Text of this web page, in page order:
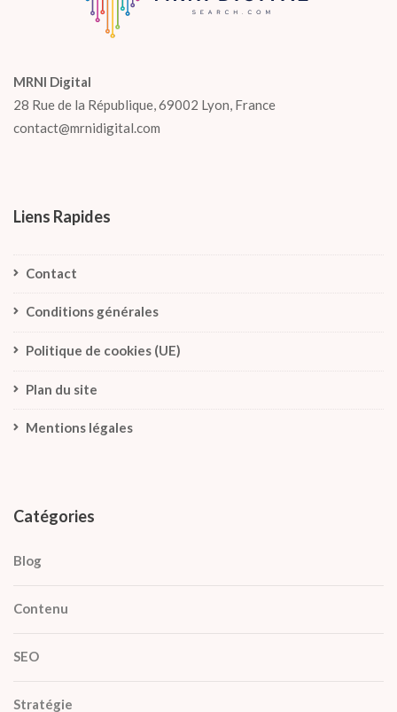
MRNI Digital
28 Rue de la République, 69002 Lyon, France
contact@mrnidigital.com
Liens Rapides
Contact
Conditions générales
Politique de cookies (UE)
Plan du site
Mentions légales
Catégories
Blog
Contenu
SEO
Stratégie